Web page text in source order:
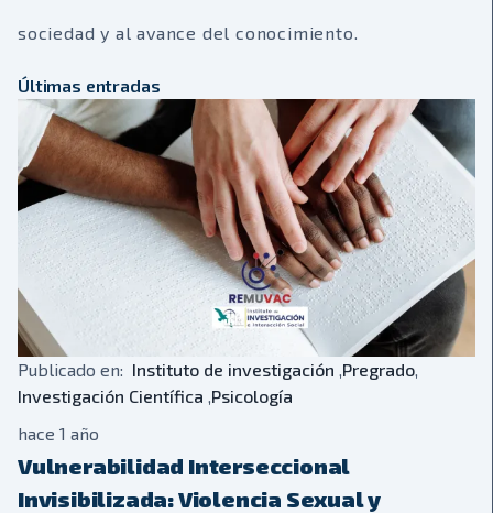
Últimas entradas
Publicado en: Instituto de investigación ,Pregrado,
Investigación Científica ,Psicología
hace 1 año
Vulnerabilidad Interseccional
Invisibilizada: Violencia Sexual y
sociedad y al avance del conocimiento.